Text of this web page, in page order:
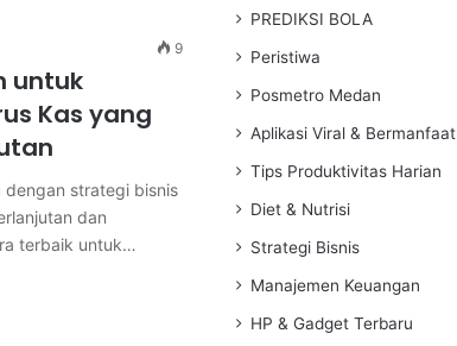
9
untuk
Kas yang
dengan strategi bisnis
dan
terbaik untuk…
PREDIKSI BOLA
Peristiwa
Posmetro Medan
Aplikasi Viral & Bermanfaat
Tips Produktivitas Harian
Diet & Nutrisi
Strategi Bisnis
Manajemen Keuangan
HP & Gadget Terbaru